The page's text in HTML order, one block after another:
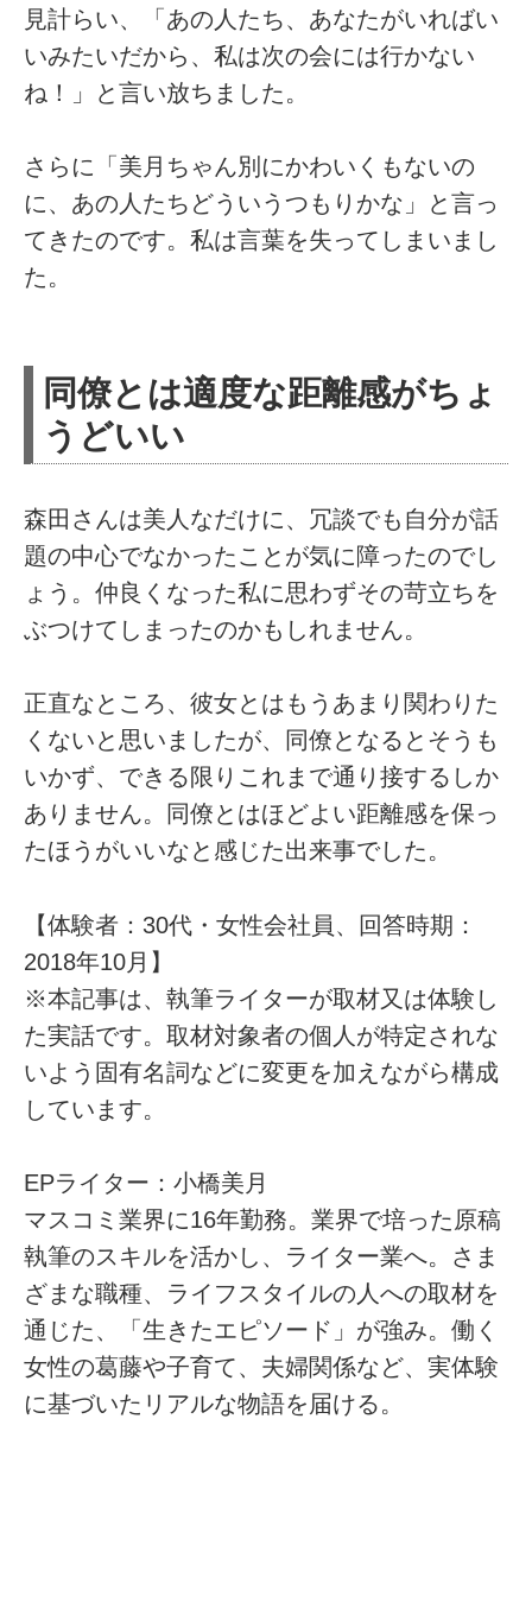
見計らい、「あの人たち、あなたがいればい
いみたいだから、私は次の会には行かない
ね！」と言い放ちました。
さらに「美月ちゃん別にかわいくもないの
に、あの人たちどういうつもりかな」と言っ
てきたのです。私は言葉を失ってしまいまし
た。
同僚とは適度な距離感がちょ
うどいい
森田さんは美人なだけに、冗談でも自分が話
題の中心でなかったことが気に障ったのでし
ょう。仲良くなった私に思わずその苛立ちを
ぶつけてしまったのかもしれません。
正直なところ、彼女とはもうあまり関わりた
くないと思いましたが、同僚となるとそうも
いかず、できる限りこれまで通り接するしか
ありません。同僚とはほどよい距離感を保っ
たほうがいいなと感じた出来事でした。
【体験者：30代・女性会社員、回答時期：
2018年10月】
※本記事は、執筆ライターが取材又は体験し
た実話です。取材対象者の個人が特定されな
いよう固有名詞などに変更を加えながら構成
しています。
EPライター：小橋美月
マスコミ業界に16年勤務。業界で培った原稿
執筆のスキルを活かし、ライター業へ。さま
ざまな職種、ライフスタイルの人への取材を
通じた、「生きたエピソード」が強み。働く
女性の葛藤や子育て、夫婦関係など、実体験
に基づいたリアルな物語を届ける。